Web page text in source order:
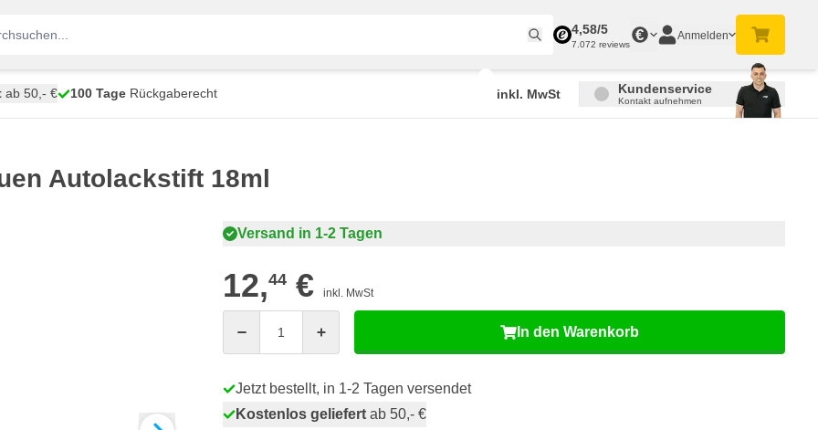
4,58/5
7.072 reviews
€ Anmelden
ab 50,- € 100 Tage Rückgaberecht inkl. MwSt Kundenservice
Kontakt aufnehmen
Autolackstift 18ml
Versand in 1-2 Tagen
12,44 € inkl. MwSt
In den Warenkorb
Jetzt bestellt, in 1-2 Tagen versendet
Kostenlos geliefert ab 50,- €